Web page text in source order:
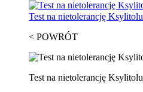
Test na nietolerancję Ksylitolu
< POWRÓT
Test na nietolerancję Ksylitolu